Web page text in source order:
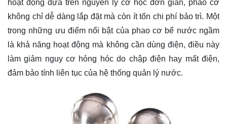
hoạt động dựa trên nguyên lý cơ học đơn giản, phao cơ
không chỉ dễ dàng lắp đặt mà còn ít tốn chi phí bảo trì. Một
trong những ưu điểm nổi bật của phao cơ bể nước ngầm
là khả năng hoạt động mà không cần dùng điện, điều này
làm giảm nguy cơ hỏng hóc do chập điện hay mất điện,
đảm bảo tính liên tục của hệ thống quản lý nước.